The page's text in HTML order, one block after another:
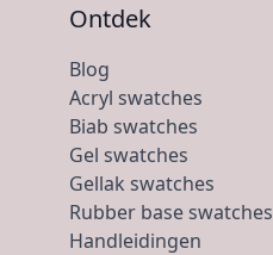
Ontdek
Blog
Acryl swatches
Biab swatches
Gel swatches
Gellak swatches
Rubber base swatches
Handleidingen